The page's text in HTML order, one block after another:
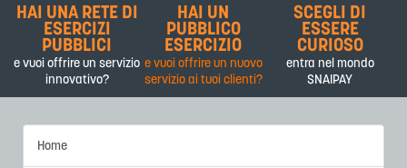
PARTNER
CONTATTI
HAI UNA RETE DI
ESERCIZI
PUBBLICI
e vuoi offrire un servizio
innovativo?
HAI UN
PUBBLICO
ESERCIZIO
e vuoi offrire un nuovo
servizio ai tuoi clienti?
SCEGLI DI
ESSERE
CURIOSO
entra nel mondo
SNAIPAY
Home